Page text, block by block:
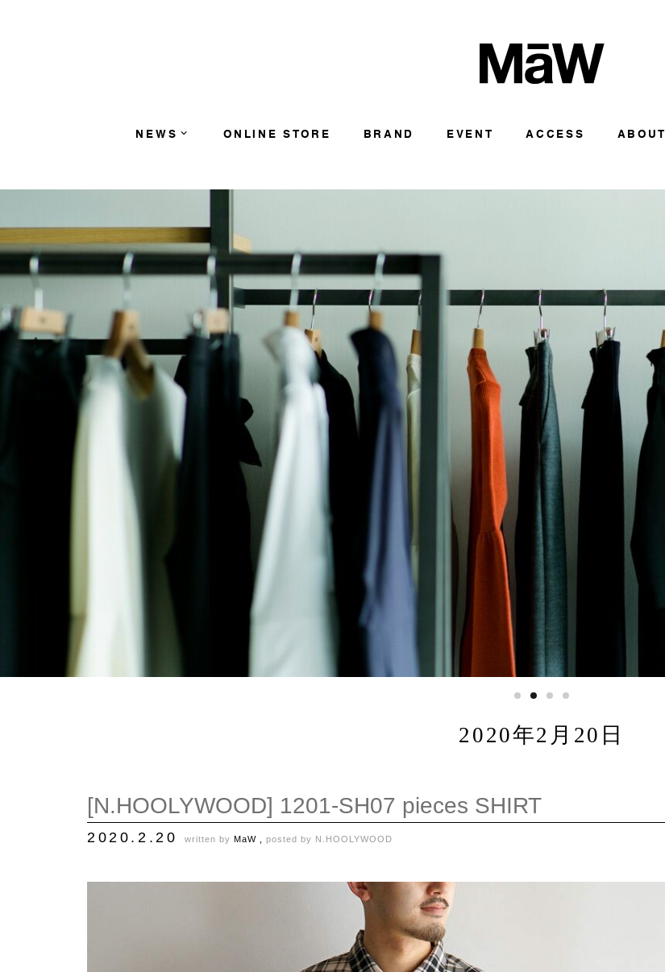
NEWS ONLINE STORE BRAND EVENT ACCESS ABOUT
2020年2月20日
[N.HOOLYWOOD] 1201-SH07 pieces SHIRT
2020.2.20 written by MaW , posted by N.HOOLYWOOD